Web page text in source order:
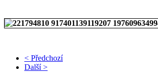
< Předchozí
Další >